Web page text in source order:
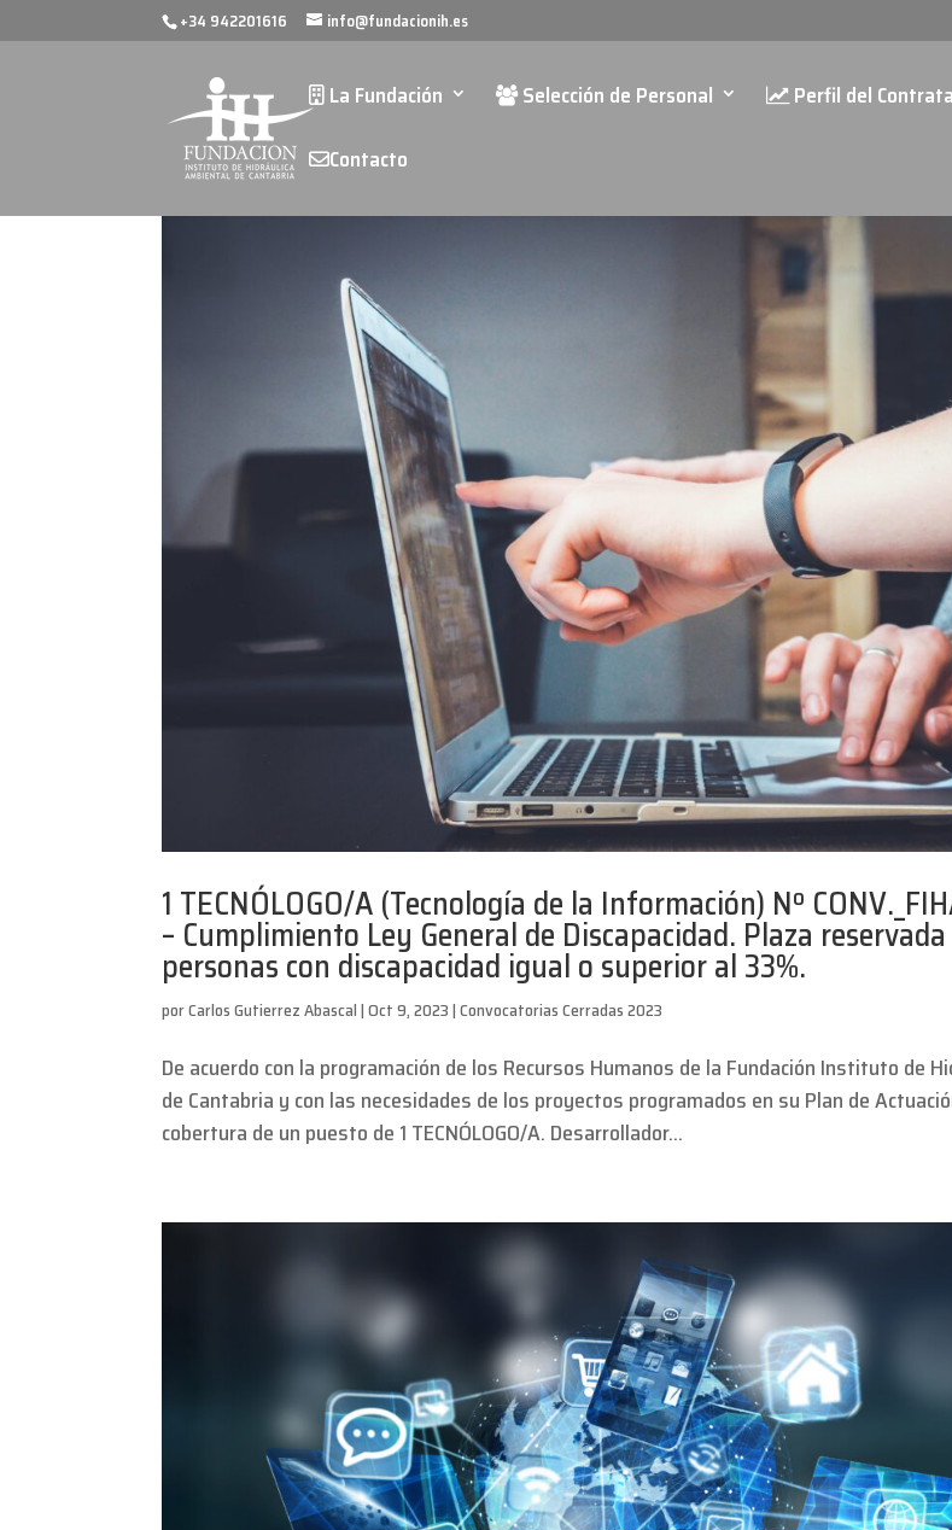
+34 942201616 info@fundacionih.es
La Fundación Selección de Personal Perfil del
Contacto
1 TECNÓLOGO/A (Tecnología de la Información) Nº
– Cumplimiento Ley General de Discapacidad. Plaza
personas con discapacidad igual o superior al 33%.
porCarlos Gutierrez Abascal|Oct 9, 2023|Convocatorias Cerradas 2023
De acuerdo con la programación de los Recursos Humanos de la Fundación Instituto de
de Cantabria y con las necesidades de los proyectos programados en su Plan de
cobertura de un puesto de 1 TECNÓLOGO/A. Desarrollador...